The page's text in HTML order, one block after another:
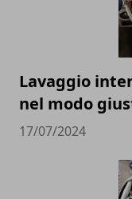
Lavaggio
nel modo
17/07/2024